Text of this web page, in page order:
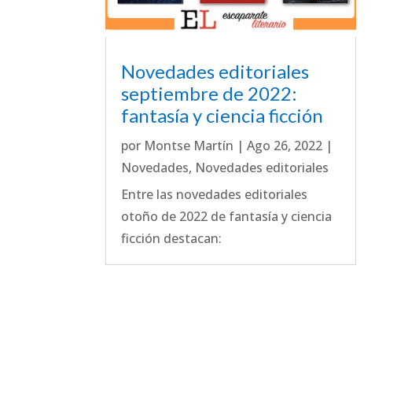
Novedades editoriales
septiembre de 2022:
fantasía y ciencia ficción
por Montse Martín |Ago 26, 2022 |
Novedades, Novedades editoriales
Entre las novedades editoriales
otoño de 2022 de fantasía y ciencia
ficción destacan: